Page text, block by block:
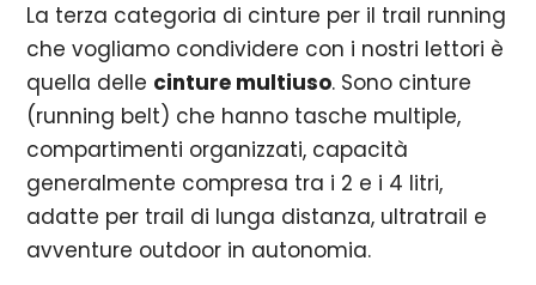
La terza categoria di cinture per il trail running
che vogliamo condividere con i nostri lettori è
quella delle cinture multiuso. Sono cinture
(running belt) che hanno tasche multiple,
compartimenti organizzati, capacità
generalmente compresa tra i 2 e i 4 litri,
adatte per trail di lunga distanza, ultratrail e
avventure outdoor in autonomia.